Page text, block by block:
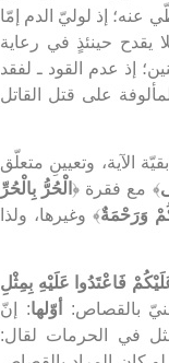
عنه؛ إذ لوليّ الدم إمّا
يقدح حينئذٍ في رعاية
إذ عدم القود ـ لفقد
على قتل القاتل
الآية، وتعيينِ متعلّق
﴾ مع فقرة ﴿الْحُرُّ بِالْحُرِّ
وَرَحْمَةٌ﴾ وغيرها، ولذا
فَاعْتَدُوا عَلَيْهِ بِمِثْلِ
أوّلها: إنّ
في الحرمات لقال: